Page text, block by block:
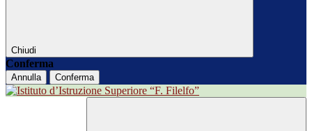
Chiudi
Conferma
Annulla Conferma